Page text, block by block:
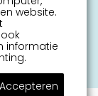
website.
informatie
Accepteren